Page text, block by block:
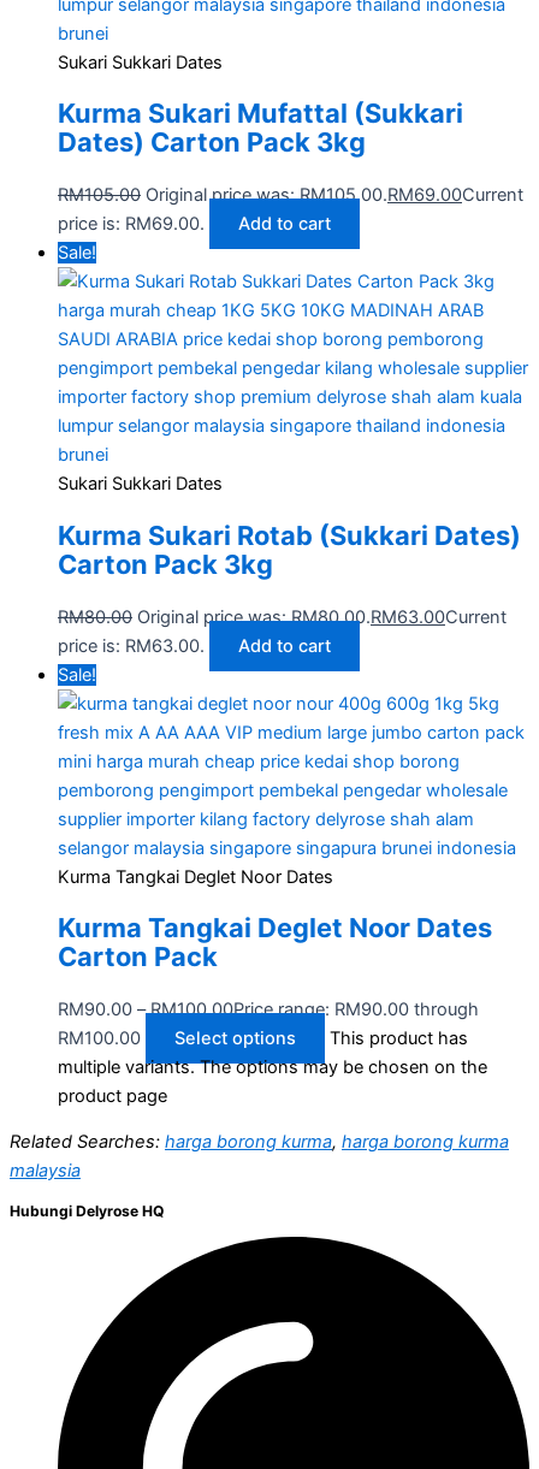
Sukari Sukkari Dates
Kurma Sukari Mufattal (Sukkari
Dates) Carton Pack 3kg
RM105.00 Original price was: RM105.00.RM69.00Current
price is: RM69.00.
Add to cart
Sale!
Sukari Sukkari Dates
Kurma Sukari Rotab (Sukkari Dates)
Carton Pack 3kg
RM80.00 Original price was: RM80.00.RM63.00Current
price is: RM63.00.
Add to cart
Sale!
Kurma Tangkai Deglet Noor Dates
Kurma Tangkai Deglet Noor Dates
Carton Pack
RM90.00 – RM100.00Price range: RM90.00 through
RM100.00
Select options
This product has
multiple variants. The options may be chosen on the
product page
Related Searches: harga borong kurma, harga borong kurma
malaysia
Hubungi Delyrose HQ